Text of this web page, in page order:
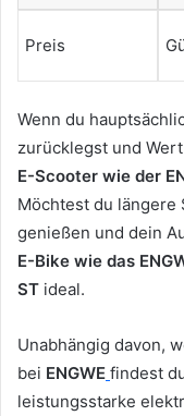
Preis
Wenn du
zurücklegst und
E-Scooter wie der
Möchtest du längere
genießen und dein
E-Bike wie das
ST ideal.
Unabhängig davon,
bei ENGWE findest
leistungsstarke